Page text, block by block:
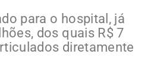
para o hospital, já
dos quais R$ 7
diretamente